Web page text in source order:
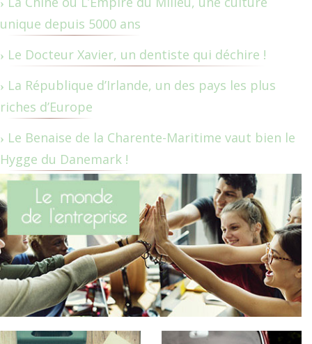
unique depuis 5000 ans
Le Docteur Xavier, un dentiste qui déchire !
La République d’Irlande, un des pays les plus
riches d’Europe
Le Benaise de la Charente-Maritime vaut bien le
Hygge du Danemark !